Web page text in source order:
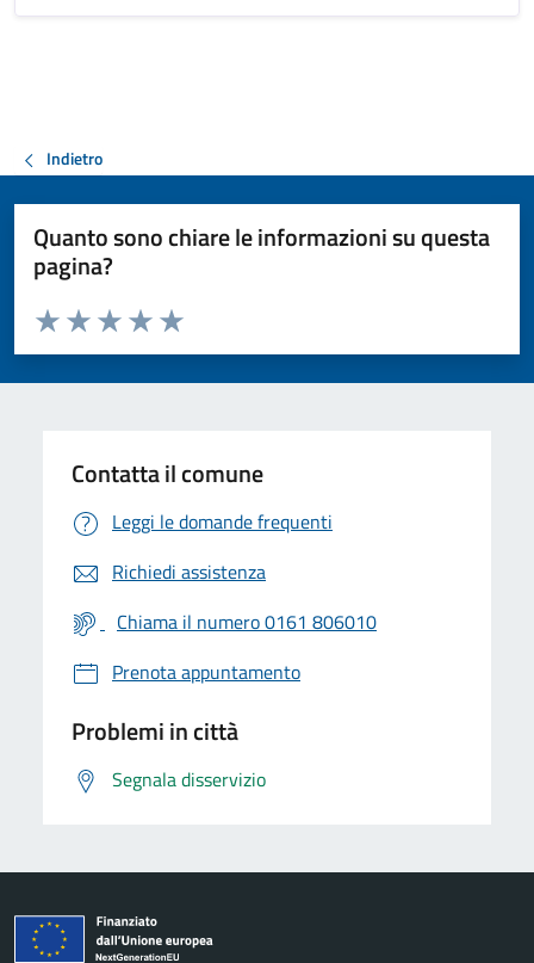
Indietro
Quanto sono chiare le informazioni su questa
pagina?
Valuta da 1 a 5 stelle la pagina
Valuta 5 stelle su 5
Valuta 4 stelle su 5
Valuta 3 stelle su 5
Valuta 2 stelle su 5
Valuta 1 stelle su 5
Contatta il comune
Leggi le domande frequenti
Richiedi assistenza
Chiama il numero 0161 806010
Prenota appuntamento
Problemi in città
Segnala disservizio